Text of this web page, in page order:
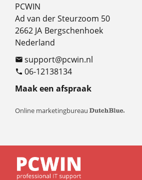
PCWIN
Ad van der Steurzoom 50
2662 JA Bergschenhoek
Nederland
 support@pcwin.nl
 06-12138134
Maak een afspraak
Online marketingbureau